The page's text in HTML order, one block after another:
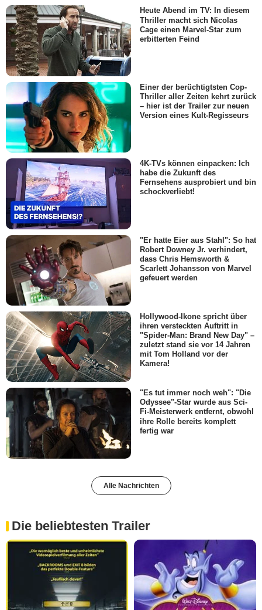
Heute Abend im TV: In diesem
Thriller macht sich Nicolas
Cage einen Marvel-Star zum
erbitterten Feind
Einer der berüchtigtsten Cop-
Thriller aller Zeiten kehrt zurück
– hier ist der Trailer zur neuen
Version eines Kult-Regisseurs
4K-TVs können einpacken: Ich
habe die Zukunft des
Fernsehens ausprobiert und bin
schockverliebt!
"Er hatte Eier aus Stahl": So hat
Robert Downey Jr. verhindert,
dass Chris Hemsworth &
Scarlett Johansson von Marvel
gefeuert werden
Hollywood-Ikone spricht über
ihren versteckten Auftritt in
"Spider-Man: Brand New Day" –
zuletzt stand sie vor 14 Jahren
mit Tom Holland vor der
Kamera!
"Es tut immer noch weh": "Die
Odyssee"-Star wurde aus Sci-
Fi-Meisterwerk entfernt, obwohl
ihre Rolle bereits komplett
fertig war
Alle Nachrichten
Die beliebtesten Trailer